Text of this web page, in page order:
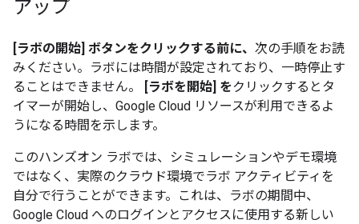
アップ
[ラボの開始] ボタンをクリックする前に、 次の手順をお読
みください。ラボには時間が設定されており、一時停止す
ることはできません。
[ラボを開始] をクリックするとタ
イマーが開始し、Google Cloud リソースが利用できるよ
うになる時間を示します。
このハンズオン ラボでは、シミュレーションやデモ環境
ではなく、実際のクラウド環境でラボ アクティビティを
自分で行うことができます。これは、ラボの期間中、
Google Cloud へのログインとアクセスに使用する新しい